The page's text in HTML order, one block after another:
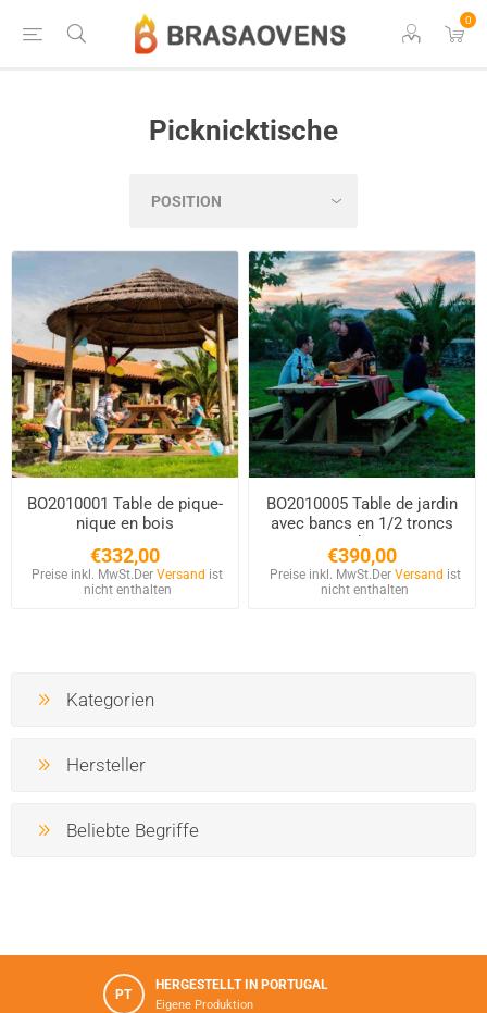
0
Picknicktische
BO2010001 Table de pique-
nique en bois
€332,00
Preise inkl. MwSt.DerVersand ist
nicht enthalten
BO2010005 Table de jardin
avec bancs en 1/2 troncs
en bois
€390,00
Preise inkl. MwSt.Der Versand ist
nicht enthalten
Kategorien
Hersteller
Beliebte Begriffe
PT
HERGESTELLT IN PORTUGAL
Eigene Produktion